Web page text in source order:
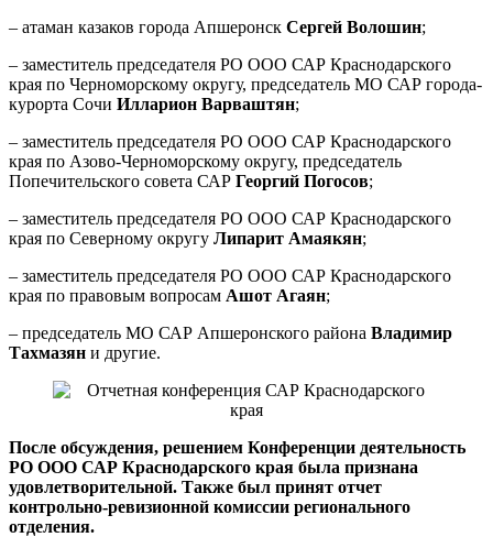
– атаман казаков города Апшеронск Сергей Волошин;
– заместитель председателя РО ООО САР Краснодарского
края по Черноморскому округу, председатель МО САР города-
курорта Сочи Илларион Варваштян;
– заместитель председателя РО ООО САР Краснодарского
края по Азово-Черноморскому округу, председатель
Попечительского совета САР Георгий Погосов;
– заместитель председателя РО ООО САР Краснодарского
края по Северному округу Липарит Амаякян;
– заместитель председателя РО ООО САР Краснодарского
края по правовым вопросам Ашот Агаян;
– председатель МО САР Апшеронского района Владимир
Тахмазян и другие.
После обсуждения, решением Конференции деятельность
РО ООО САР Краснодарского края была признана
удовлетворительной. Также был принят отчет
контрольно-ревизионной комиссии регионального
отделения.